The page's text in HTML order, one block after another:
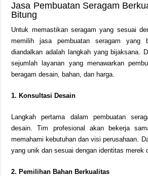
Jasa Pembuatan Seragam
Bitung
Untuk memastikan seragam yang sesuai
memilih jasa pembuatan seragam yang
diandalkan adalah langkah yang bijaksana.
sejumlah layanan yang menawarkan
beragam desain, bahan, dan harga.
1. Konsultasi Desain
Langkah pertama dalam pembuatan
desain. Tim profesional akan bekerja
memahami kebutuhan dan visi perusahaan.
yang unik dan sesuai dengan identitas merek
2. Pemilihan Bahan Berkualitas